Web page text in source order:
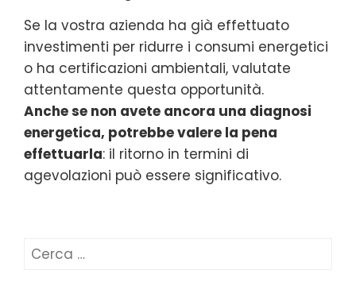
Se la vostra azienda ha già effettuato
investimenti per ridurre i consumi energetici
o ha certificazioni ambientali, valutate
attentamente questa opportunità.
Anche se non avete ancora una diagnosi
energetica, potrebbe valere la pena
effettuarla: il ritorno in termini di
agevolazioni può essere significativo.
Ricerca